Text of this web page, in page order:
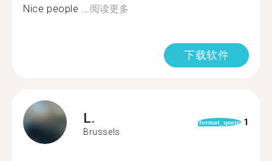
Nice people ...阅读更多
下载软件
L.
Brussels
format_quote 1